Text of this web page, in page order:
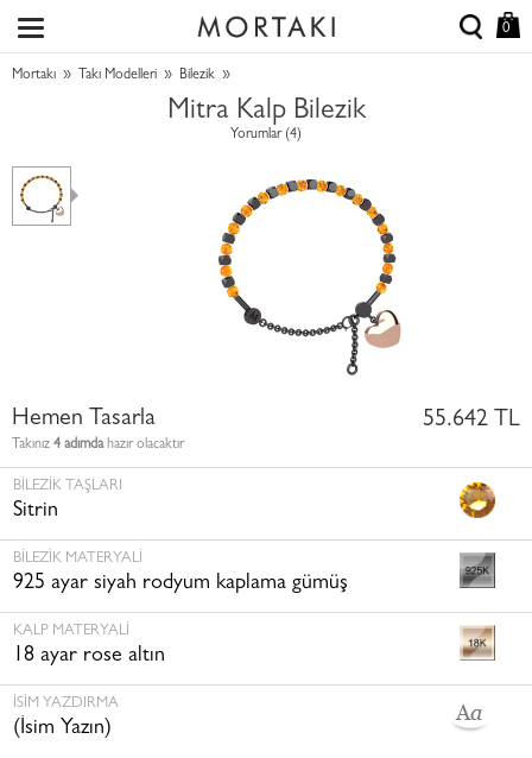
0
Mortakı » Takı Modelleri » Bilezik »
Mitra Kalp Bilezik
Yorumlar (4)
Hemen Tasarla
Takınız 4 adımdahazır olacaktır
55.642 TL
BILEZIK TAŞLARI
Sitrin
BILEZIK MATERYALI
925 ayar siyah rodyum kaplama gümüş
KALP MATERYALI
18 ayar rose altın
İSİM YAZDIRMA
(İsim Yazın)